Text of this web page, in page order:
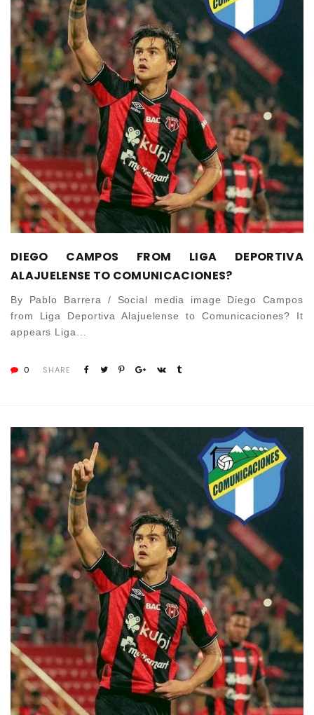
DIEGO CAMPOS FROM LIGA DEPORTIVA
ALAJUELENSE TO COMUNICACIONES?
By Pablo Barrera / Social media image Diego Campos
from Liga Deportiva Alajuelense to Comunicaciones? It
appears Liga...
0 SHARE